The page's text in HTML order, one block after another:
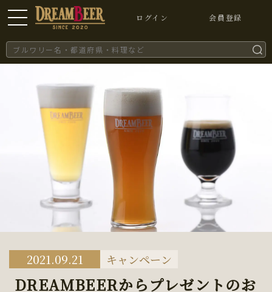
ログイン 会員登録
2021.09.21 キャンペーン
DREAMBEERからプレゼントのお